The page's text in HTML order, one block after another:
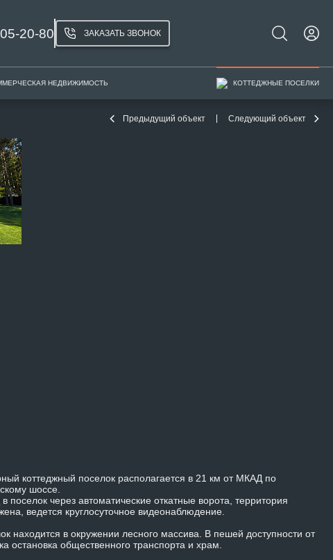
20-80 ЗАКАЗАТЬ ЗВОНОК
НЕДВИЖИМОСТЬ КОТТЕДЖНЫЕ ПОСЕЛКИ
Предыдущий объект Следующий объект
коттеджный поселок располагается в 21 км от МКАД по
шоссе.
поселок через автоматические откатные ворота, территория
ведется круглосуточное видеонаблюдение.
находится в окружении лесного массива. В пешей доступности от
остановка общественного транспорта и храм.